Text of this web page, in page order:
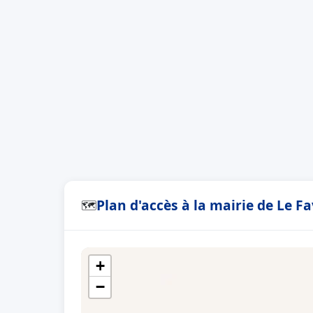
🗺Plan d'accès à la mairie de Le
+
−